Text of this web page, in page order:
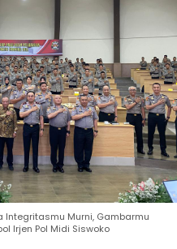
Integritasmu Murni, Gambarmu
Irjen Pol Midi Siswoko